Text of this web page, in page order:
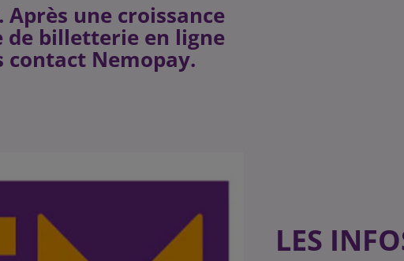
une croissance
de billetterie en ligne
LES